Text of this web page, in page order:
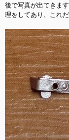
後で写真が出てきま
理をしてあり、これ